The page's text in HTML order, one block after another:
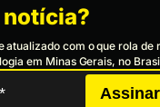
notícia?
atualizado com o que rola de
em Minas Gerais, no